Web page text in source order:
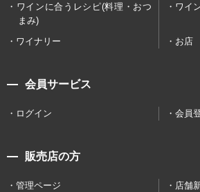
ワインに合うレシピ(料理・おつ
まみ)
ワイ
ワイナリー お店
会員サービス
ログイン 会員
販売店の方
管理ページ 店舗